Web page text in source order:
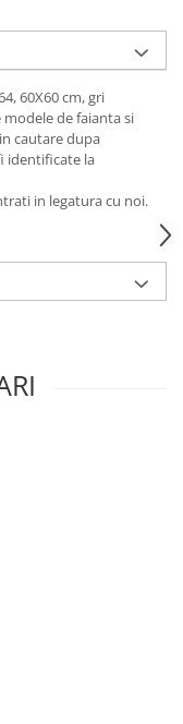
60X60 cm, gri
de faianta si
cautare dupa
identificate la
in legatura cu noi.